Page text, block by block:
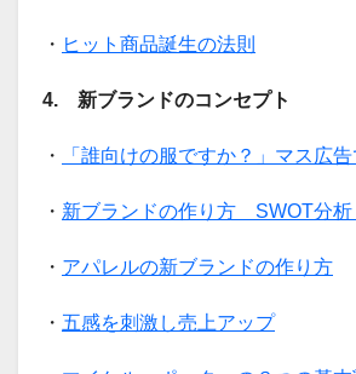
・ ヒット商品誕生の法則
4. 新ブランドのコンセプト
・ 「誰向けの服ですか？」マス広
・ 新ブランドの作り方 SWOT分
・ アパレルの新ブランドの作り方
・ 五感を刺激し売上アップ